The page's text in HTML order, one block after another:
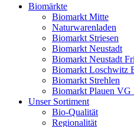
Biomärkte
Biomarkt Mitte
Naturwarenladen
Biomarkt Striesen
Biomarkt Neustadt
Biomarkt Neustadt
Biomarkt Loschwitz
Biomarkt Strehlen
Biomarkt Plauen VG
Unser Sortiment
Bio-Qualität
Regionalität